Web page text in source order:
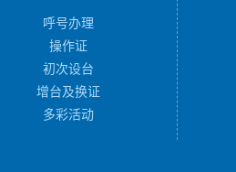
呼号办理
操作证
初次设台
增台及换证
多彩活动